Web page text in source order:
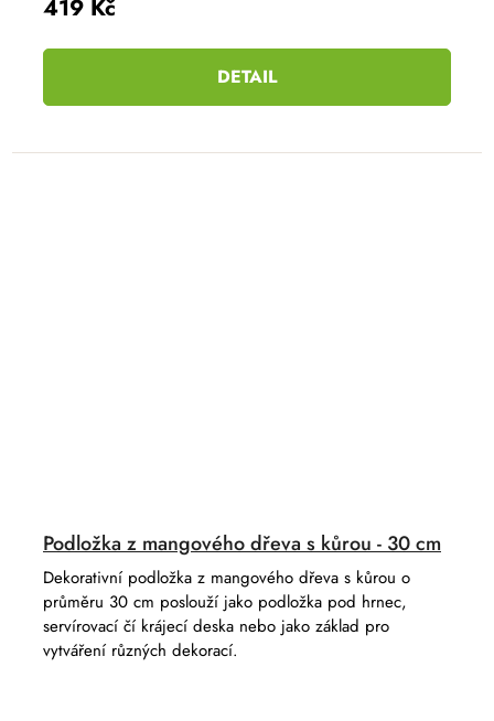
419 Kč
DETAIL
Podložka z mangového dřeva s kůrou - 30 cm
Dekorativní podložka z mangového dřeva s kůrou o
průměru 30 cm poslouží jako podložka pod hrnec,
servírovací čí krájecí deska nebo jako základ pro
vytváření různých dekorací.